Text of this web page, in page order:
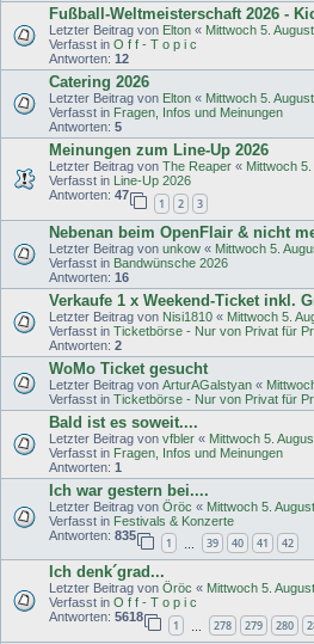
Fußball-Weltmeisterschaft 2026 -
Letzter Beitrag von Elton « Mittwoch 5.
Verfasst in O f f - T o p i c
Antworten: 12
Catering 2026
Letzter Beitrag von Elton « Mittwoch 5.
Verfasst in Fragen, Infos und Meinungen
Antworten: 5
Meinungen zum Line-Up 2026
Letzter Beitrag von The Reaper « Mittwoch
Verfasst in Line-Up 2026
Antworten: 47
1 2 3
Nebenan beim OpenFlair & nicht
Letzter Beitrag von unkow « Mittwoch 5.
Verfasst in Bandwünsche 2026
Antworten: 16
Verkaufe 1 x Weekend-Ticket inkl.
Letzter Beitrag von Nisi1810 « Mittwoch 5.
Verfasst in Ticketbörse - Nur von Privat für
Antworten: 2
WoMo Ticket gesucht
Letzter Beitrag von ArturAGalstyan «
Verfasst in Ticketbörse - Nur von Privat für
Bald ist es soweit....
Letzter Beitrag von vfbler « Mittwoch 5.
Verfasst in Fragen, Infos und Meinungen
Antworten: 1
Ich war gestern bei....
Letzter Beitrag von Öröc « Mittwoch 5.
Verfasst in Festivals & Konzerte
Antworten: 835
1 39 40 41 42
Ich denk´grad...
Letzter Beitrag von Öröc « Mittwoch 5.
Verfasst in O f f - T o p i c
Antworten: 5618
1 278 279 280